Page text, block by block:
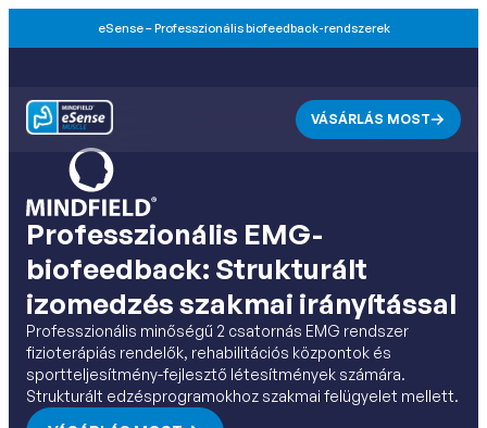
eSense – Professzionális biofeedback-rendszerek
VÁSÁRLÁS MOST
Professzionális EMG-
biofeedback: Strukturált
izomedzés szakmai irányítással
Professzionális minőségű 2 csatornás EMG rendszer
fizioterápiás rendelők, rehabilitációs központok és
sportteljesítmény-fejlesztő létesítmények számára.
Strukturált edzésprogramokhoz szakmai felügyelet mellett.